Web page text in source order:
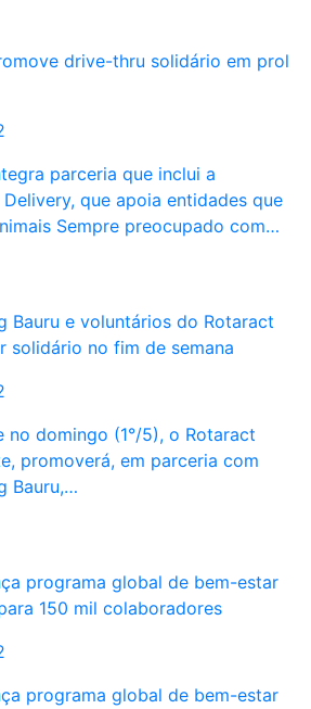
drive-thru solidário em prol
parceria que inclui a
que apoia entidades que
Sempre preocupado com…
Bauru e voluntários do Rotaract
solidário no fim de semana
no domingo (1°/5), o Rotaract
promoverá, em parceria com
Bauru,…
programa global de bem-estar
150 mil colaboradores
programa global de bem-estar